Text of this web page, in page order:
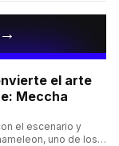
el arte
Meccha
el escenario y
uno de los